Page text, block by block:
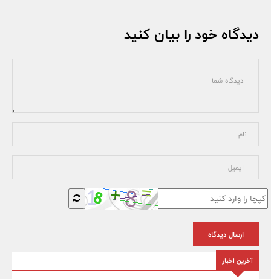
دیدگاه خود را بیان کنید
ارسال دیدگاه
آخرین اخبار